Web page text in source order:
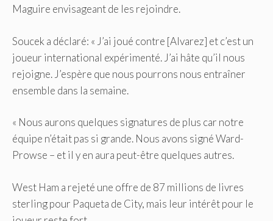
Maguire envisageant de les rejoindre.
Soucek a déclaré: « J’ai joué contre [Alvarez] et c’est un
joueur international expérimenté. J’ai hâte qu’il nous
rejoigne. J’espère que nous pourrons nous entraîner
ensemble dans la semaine.
« Nous aurons quelques signatures de plus car notre
équipe n’était pas si grande. Nous avons signé Ward-
Prowse – et il y en aura peut-être quelques autres.
West Ham a rejeté une offre de 87 millions de livres
sterling pour Paqueta de City, mais leur intérêt pour le